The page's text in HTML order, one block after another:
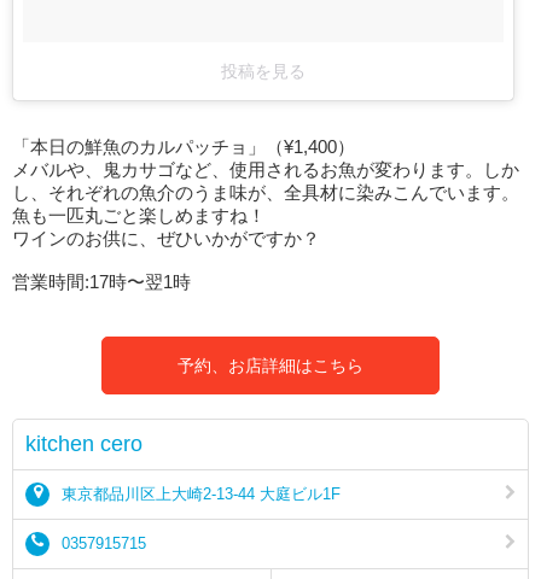
投稿を見る
「本日の鮮魚のカルパッチョ」（¥1,400）
メバルや、鬼カサゴなど、使用されるお魚が変わります。しか
し、それぞれの魚介のうま味が、全具材に染みこんでいます。
魚も一匹丸ごと楽しめますね！
ワインのお供に、ぜひいかがですか？
営業時間:17時〜翌1時
予約、お店詳細はこちら
kitchen cero
東京都品川区上大崎2-13-44 大庭ビル1F
0357915715